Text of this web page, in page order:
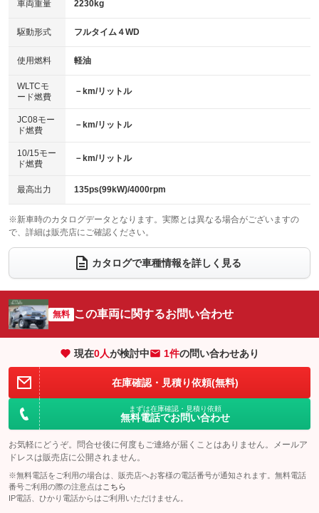
アイドリングストップ
：装備なし
USB入力端子
：装備なし
100V電源
：装備なし
センターデフロック
：装備あり
電動格納ミラー
：装備あり
キーレス
HID(キセノンライト)
：装備なし
バックカメラ
：装備なし
エアロ
：装備なし
：装備なし
パワーシート
ベンチシート
：装備なし
チップアップシート
：装備なし
：装備なし ：装備なし
ウォークスルー
：装備なし
電動リアゲート フロントカメラ
：装備なし
：装備なし ：装備なし
サイドカメラ
：装備なし ルーフレール
：装備なし
：装備なし
：装備なし
装備略号／用語解説
車両重量 2230kg
駆動形式 フルタイム４WD
使用燃料 軽油
WLTCモ
ード燃費
－km/リットル
JC08モー
ド燃費
－km/リットル
10/15モー
ド燃費
－km/リットル
最高出力 135ps(99kW)/4000rpm
※新車時のカタログデータとなります。実際とは異なる場合がございますの
で、詳細は販売店にご確認ください。
カタログで車種情報を詳しく見る
無料 この車両に関するお問い合わせ
現在0人が検討中 1件の問い合わせあり
在庫確認・見積り依頼(無料)
まずは在庫確認・見積り依頼
無料電話でお問い合わせ
お気軽にどうぞ。問合せ後に何度もご連絡が届くことはありません。メールア
ドレスは販売店に公開されません。
※無料電話をご利用の場合は、販売店へお客様の電話番号が通知されます。無料電話
番号ご利用の際の注意点は こちら
IP電話、ひかり電話からはご利用いただけません。